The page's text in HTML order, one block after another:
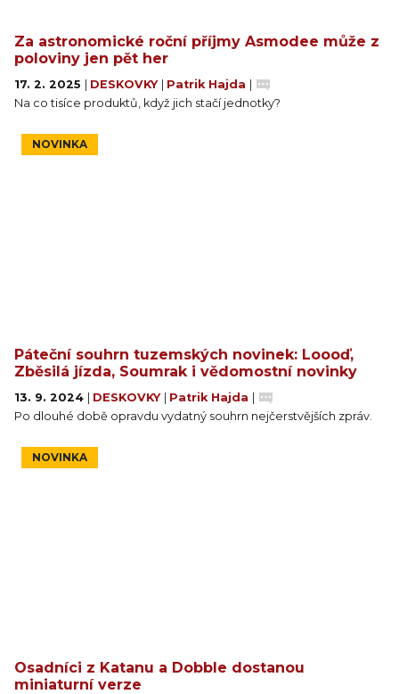
Za astronomické roční příjmy Asmodee může z
poloviny jen pět her
17. 2. 2025 DESKOVKY Patrik Hajda
Na co tisíce produktů, když jich stačí jednotky?
NOVINKA
Páteční souhrn tuzemských novinek: Loooď,
Zběsilá jízda, Soumrak i vědomostní novinky
13. 9. 2024 DESKOVKY Patrik Hajda
Po dlouhé době opravdu vydatný souhrn nejčerstvějších zpráv.
NOVINKA
Osadníci z Katanu a Dobble dostanou
miniaturní verze